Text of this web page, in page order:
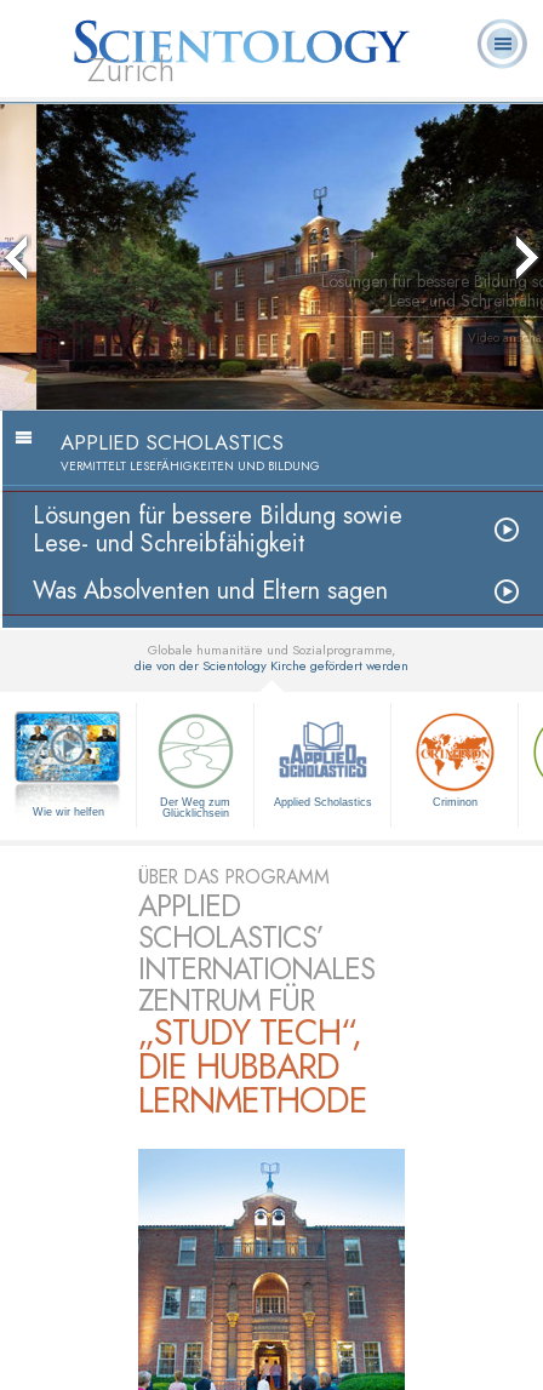
Zürich
L. Ron
Hubbard
Was ist
Scientology?
Häufig gestellte
Fragen
Bücher
Lösungen für bessere Bildung sowie
Lese- und Schreibfähigkeit
Video anschauen
APPLIED SCHOLASTICS
VERMITTELT LESEFÄHIGKEITEN UND BILDUNG
Lösungen für bessere Bildung sowie
Lese- und Schreibfähigkeit
Was Absolventen und Eltern sagen
Globale humanitäre und Sozialprogramme,
die von der Scientology Kirche gefördert werden
Wie wir helfen
Der Weg zum
Glücklichsein
Applied Scholastics Criminon
ÜBER DAS PROGRAMM
APPLIED
SCHOLASTICS’
INTERNATIONALES
ZENTRUM FÜR
„STUDY TECH“,
DIE HUBBARD
LERNMETHODE